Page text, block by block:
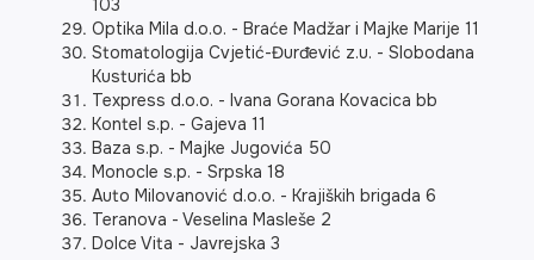
103
Optika Mila d.o.o. - Braće Madžar i Majke Marije 11
Stomatologija Cvjetić-Đurđević z.u. - Slobodana
Kusturića bb
Texpress d.o.o. - Ivana Gorana Kovacica bb
Kontel s.p. - Gajeva 11
Baza s.p. - Majke Jugovića 50
Monocle s.p. - Srpska 18
Auto Milovanović d.o.o. - Krajiških brigada 6
Teranova - Veselina Masleše 2
Dolce Vita - Javrejska 3